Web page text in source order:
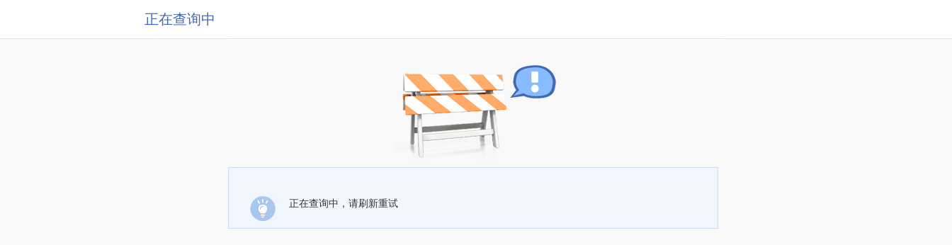
正在查询中
正在查询中，请刷新重试